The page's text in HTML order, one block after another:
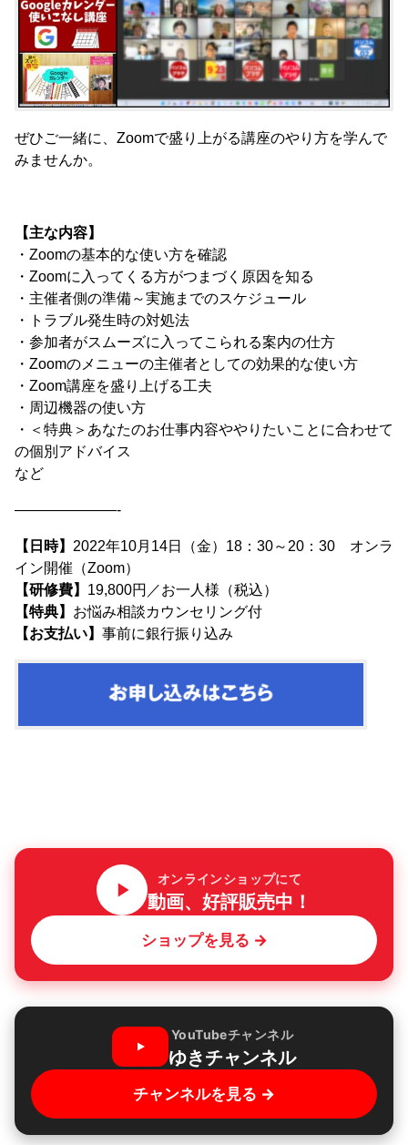
ぜひご一緒に、Zoomで盛り上がる講座のやり方を学んで
みませんか。
【主な内容】
・Zoomの基本的な使い方を確認
・Zoomに入ってくる方がつまづく原因を知る
・主催者側の準備～実施までのスケジュール
・トラブル発生時の対処法
・参加者がスムーズに入ってこられる案内の仕方
・Zoomのメニューの主催者としての効果的な使い方
・Zoom講座を盛り上げる工夫
・周辺機器の使い方
・＜特典＞あなたのお仕事内容ややりたいことに合わせて
の個別アドバイス
など
———————-
【日時】 2022年10月14日（金）18：30～20：30 オンラ
イン開催（Zoom）
【研修費】 19,800円／お一人様（税込）
【特典】 お悩み相談カウンセリング付
【お支払い】 事前に銀行振り込み
オンラインショップにて
動画、好評販売中！
ショップを見る →
YouTubeチャンネル
ゆきチャンネル
チャンネルを見る →